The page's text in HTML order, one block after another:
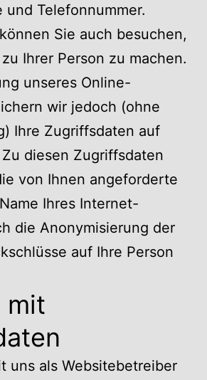
und Telefonnummer.
Sie auch besuchen,
Ihrer Person zu machen.
unseres Online-
wir jedoch (ohne
Ihre Zugriffsdaten auf
diesen Zugriffsdaten
von Ihnen angeforderte
Ihres Internet-
die Anonymisierung der
auf Ihre Person
mit
uns als Websitebetreiber